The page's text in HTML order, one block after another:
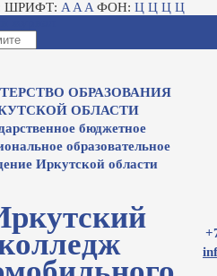
ШРИФТ: A A A ФОН: Ц Ц Ц Ц
ОБРАЗОВАНИЯ
ОБЛАСТИ
бюджетное
образовательное
Иркутской области